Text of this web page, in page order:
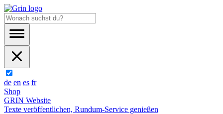
de en es fr
Shop
GRIN Website
Texte veröffentlichen, Rundum-Service genießen